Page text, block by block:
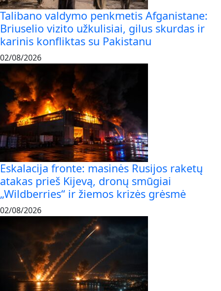
Talibano valdymo penkmetis Afganistane:
Briuselio vizito užkulisiai, gilus skurdas ir
karinis konfliktas su Pakistanu
02/08/2026
Eskalacija fronte: masinės Rusijos raketų
atakas prieš Kijevą, dronų smūgiai
„Wildberries“ ir žiemos krizės grėsmė
02/08/2026